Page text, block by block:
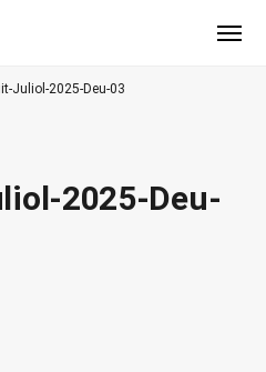
Juliol-2025-Deu-03
2025-Deu-